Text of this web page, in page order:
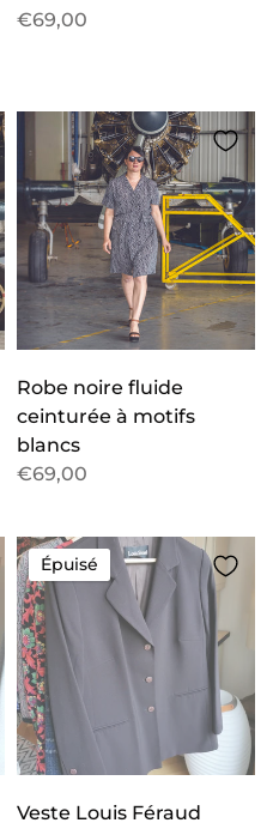
€69,00
Robe noire fluide
ceinturée à motifs
blancs
€69,00
Épuisé
Veste Louis Féraud